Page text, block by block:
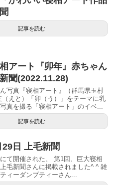
記事を読む
アート『卯年』赤ちゃん
聞(2022.11.28)
写真『寝相アート』（群馬県玉村
えと）「卯（う）」をテーマに乳
真を撮る「寝相アート」のイベ...
記事を読む
日 上毛新聞
て開催された、 第1回、巨大寝相
毛新聞さんに掲載されました^ ^ 雑
ィーダンプティーさん...